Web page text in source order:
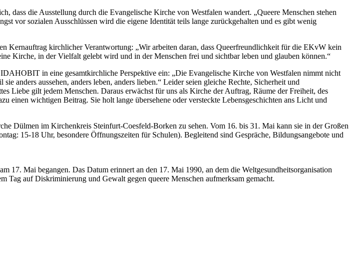
dass die Ausstellung durch die Evangelische Kirche von Westfalen wandert. „Queere Menschen stehen
vor sozialen Ausschlüssen wird die eigene Identität teils lange zurückgehalten und es gibt wenig
Kernauftrag kirchlicher Verantwortung: „Wir arbeiten daran, dass Queerfreundlichkeit für die EKvW kein
Kirche, in der Vielfalt gelebt wird und in der Menschen frei und sichtbar leben und glauben können.“
in eine gesamtkirchliche Perspektive ein: „Die Evangelische Kirche von Westfalen nimmt nicht
anders aussehen, anders leben, anders lieben.“ Leider seien gleiche Rechte, Sicherheit und
Liebe gilt jedem Menschen. Daraus erwächst für uns als Kirche der Auftrag, Räume der Freiheit, des
einen wichtigen Beitrag. Sie holt lange übersehene oder versteckte Lebensgeschichten ans Licht und
Dülmen im Kirchenkreis Steinfurt-Coesfeld-Borken zu sehen. Vom 16. bis 31. Mai kann sie in der Großen
15-18 Uhr, besondere Öffnungszeiten für Schulen). Begleitend sind Gespräche, Bildungsangebote und
Mai begangen. Das Datum erinnert an den 17. Mai 1990, an dem die Weltgesundheitsorganisation
auf Diskriminierung und Gewalt gegen queere Menschen aufmerksam gemacht.